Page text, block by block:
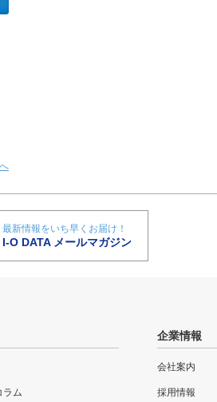
最新情報をいち早くお届け！
I-O DATA メールマガジン
ラム
企業情報
会社案内
採用情報